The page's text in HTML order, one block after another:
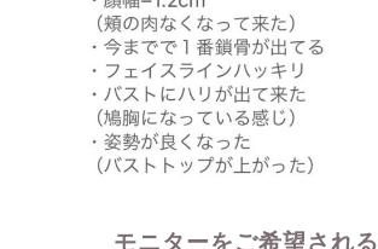
モニターをご希望され